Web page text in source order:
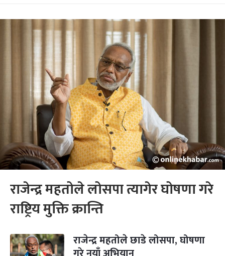
राजेन्द्र महतोले लोसपा त्यागेर घोषणा गरे
राष्ट्रिय मुक्ति क्रान्ति
राजेन्द्र महतोले छाडे लोसपा, घोषणा